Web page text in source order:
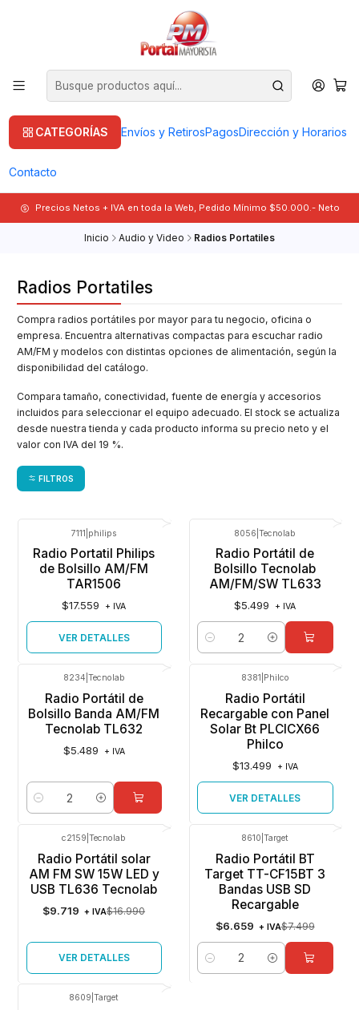
CATEGORÍAS Envíos y RetirosPagosDirección y Horarios
Contacto
Precios Netos + IVA en toda la Web, Pedido Mínimo $50.000.- Neto
Inicio Audio y Video Radios Portatiles
Radios Portatiles
Compra radios portátiles por mayor para tu negocio, oficina o
empresa. Encuentra alternativas compactas para escuchar radio
AM/FM y modelos con distintas opciones de alimentación, según la
disponibilidad del catálogo.
Compara tamaño, conectividad, fuente de energía y accesorios
incluidos para seleccionar el equipo adecuado. El stock se actualiza
desde nuestra tienda y cada producto informa su precio neto y el
valor con IVA del 19 %.
FILTROS
7111 philips
Radio Portatil Philips
de Bolsillo AM/FM
TAR1506
$17.559 + IVA
VER DETALLES
8056 |Tecnolab
Radio Portátil de
Bolsillo Tecnolab
AM/FM/SW TL633
$5.499 + IVA
Cantidad
8234 Tecnolab
Radio Portátil de
Bolsillo Banda AM/FM
Tecnolab TL632
$5.489 + IVA
Cantidad
8381 Philco
Radio Portátil
Recargable con Panel
Solar Bt PLCICX66
Philco
$13.499 + IVA
VER DETALLES
Agotado
c2159 |Tecnolab
Radio Portátil solar
AM FM SW 15W LED y
USB TL636 Tecnolab
$9.719 + IVA$16.990
VER DETALLES
8610 |Target
Radio Portátil BT
Target TT-CF15BT 3
Bandas USB SD
Recargable
$6.659 + IVA$7.499
Cantidad
8609 |Target